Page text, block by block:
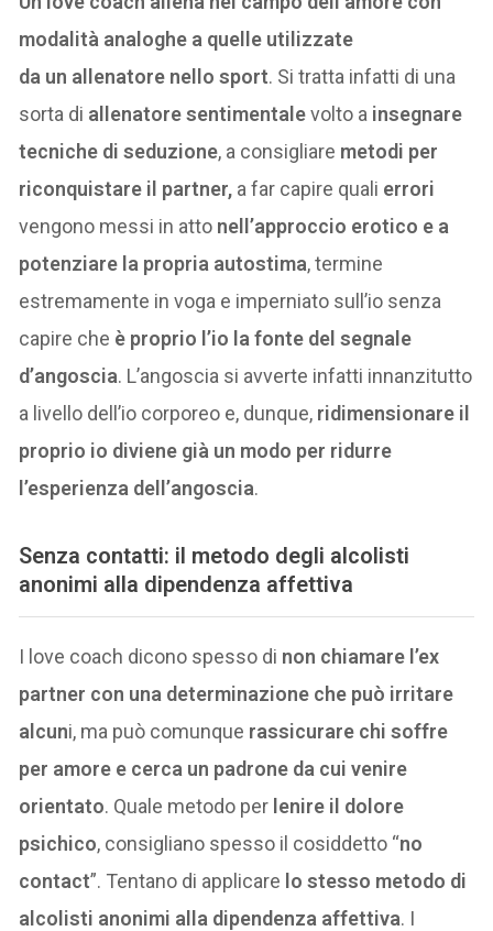
modalità analoghe a quelle utilizzate
da un allenatore nello sport. Si tratta infatti di una
sorta di allenatore sentimentalevolto a insegnare
tecniche di seduzione, a consigliare metodi per
riconquistare il partner, a far capire quali errori
vengono messi in atto nell’approccio erotico e a
potenziare la propria autostima, termine
estremamente in voga e imperniato sull’io senza
capire che è proprio l’io la fonte del segnale
d’angoscia. L’angoscia si avverte infatti innanzitutto
a livello dell’io corporeo e, dunque, ridimensionare il
proprio io diviene già un modo per ridurre
l’esperienza dell’angoscia.
Senza contatti: il metodo degli alcolisti
anonimi alla dipendenza affettiva
I love coach dicono spesso di non chiamare l’ex
partner con una determinazione che può irritare
alcuni, ma può comunque rassicurare chi soffre
per amore e cerca un padrone da cui venire
orientato. Quale metodo per lenire il dolore
psichico, consigliano spesso il cosiddetto “no
contact”. Tentano di applicare lo stesso metodo di
alcolisti anonimi alla dipendenza affettiva. I